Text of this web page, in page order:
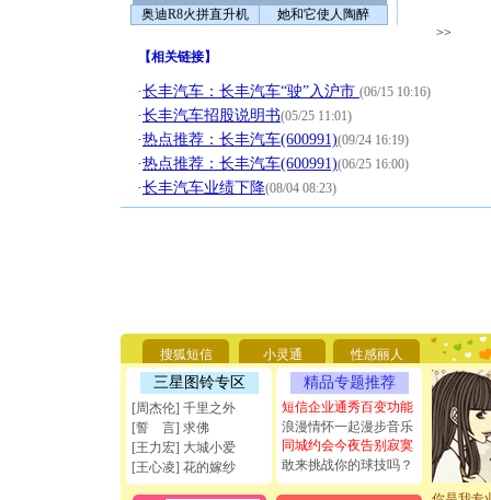
奥迪R8火拼直升机 她和它使人陶醉
>>
【相关链接】
·长丰汽车：长丰汽车“驶”入沪市 (06/15 10:16)
·长丰汽车招股说明书(05/25 11:01)
·热点推荐：长丰汽车(600991)(09/24 16:19)
·热点推荐：长丰汽车(600991)(06/25 16:00)
·长丰汽车业绩下降(08/04 08:23)
搜狐短信 小灵通 性感丽人
三星图铃专区
[周杰伦] 千里之外
[誓 言] 求佛
[王力宏] 大城小爱
[王心凌] 花的嫁纱
精品专题推荐
短信企业通秀百变功能
浪漫情怀一起漫步音乐
同城约会今夜告别寂寞
敢来挑战你的球技吗？
要平安！
[圣诞节]
能正大光
天都要快
[圣诞节]
如意,快
[元旦]看
断电。爱
你是我专